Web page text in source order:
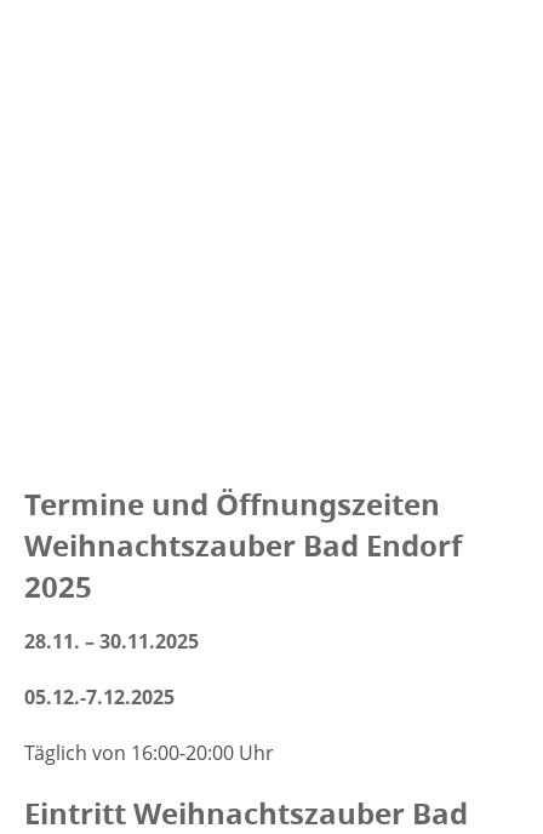
Termine und Öffnungszeiten
Weihnachtszauber Bad Endorf
2025
28.11. – 30.11.2025
05.12.-7.12.2025
Täglich von 16:00-20:00 Uhr
Eintritt Weihnachtszauber Bad